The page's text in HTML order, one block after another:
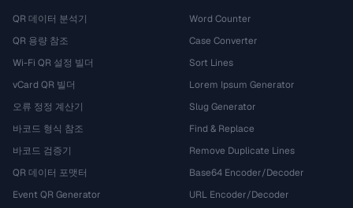
QR 데이터 분석기
QR 용량 참조
Wi-Fi QR 설정 빌더
vCard QR 빌더
오류 정정 계산기
바코드 형식 참조
바코드 검증기
QR 데이터 포맷터
Event QR Generator
Word Counter
Case Converter
Sort Lines
Lorem Ipsum Generator
Slug Generator
Find & Replace
Remove Duplicate Lines
Base64 Encoder/Decoder
URL Encoder/Decoder